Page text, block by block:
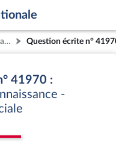
Question écrite n°
41970 :
-